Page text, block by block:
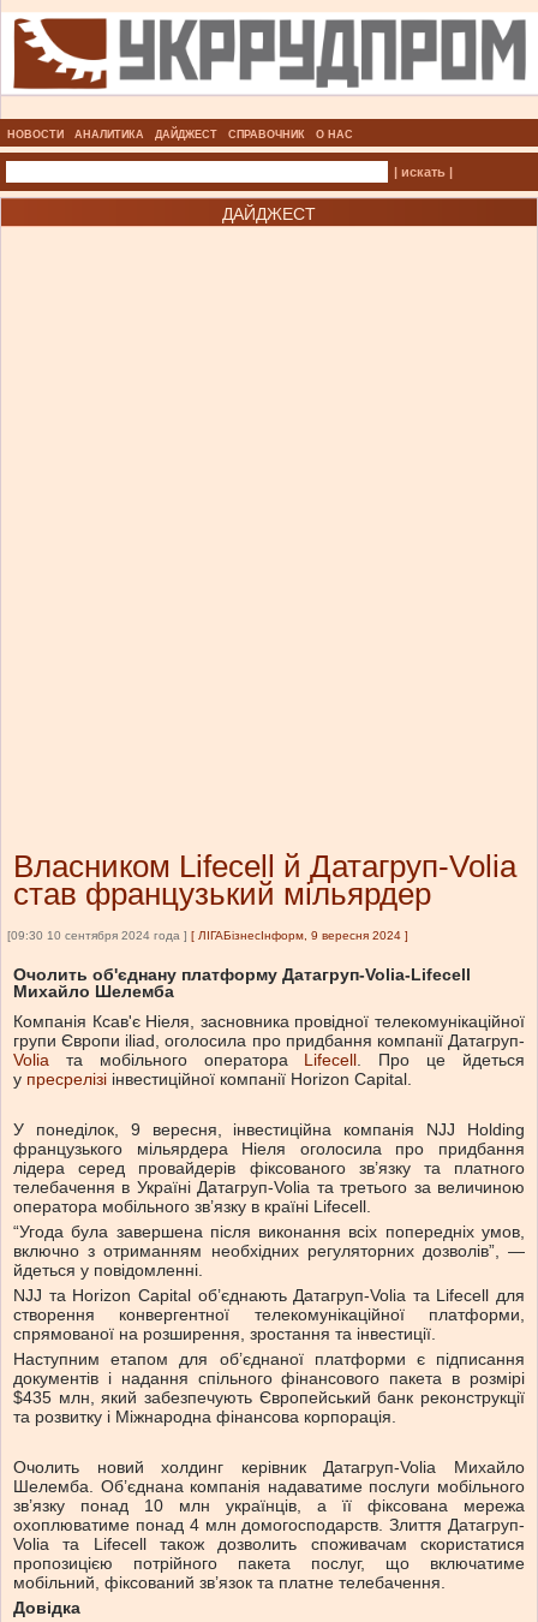
НОВОСТИ АНАЛИТИКА ДАЙДЖЕСТ СПРАВОЧНИК О НАС
| искать |
ДАЙДЖЕСТ
Власником Lifecell й Датагруп-Volia
став французький мільярдер
[09:30 10 сентября 2024 года ] [ ЛІГАБізнесІнформ, 9 вересня 2024 ]
Очолить об'єднану платформу Датагруп-Volia-Lifecell
Михайло Шелемба
Компанія Ксав'є Ніеля, засновника провідної телекомунікаційної
групи Європи iliad, оголосила про придбання компанії Датагруп-
Volia та мобільного оператора Lifecell. Про це йдеться
у пресрелізі інвестиційної компанії Horizon Capital.
У понеділок, 9 вересня, інвестиційна компанія NJJ Holding
французького мільярдера Ніеля оголосила про придбання
лідера серед провайдерів фіксованого зв’язку та платного
телебачення в Україні Датагруп-Volia та третього за величиною
оператора мобільного зв’язку в країні Lifecell.
“Угода була завершена після виконання всіх попередніх умов,
включно з отриманням необхідних регуляторних дозволів”, —
йдеться у повідомленні.
NJJ та Horizon Capital об’єднають Датагруп-Volia та Lifecell для
створення конвергентної телекомунікаційної платформи,
спрямованої на розширення, зростання та інвестиції.
Наступним етапом для об’єднаної платформи є підписання
документів і надання спільного фінансового пакета в розмірі
$435 млн, який забезпечують Європейський банк реконструкції
та розвитку і Міжнародна фінансова корпорація.
Очолить новий холдинг керівник Датагруп-Volia Михайло
Шелемба. Об’єднана компанія надаватиме послуги мобільного
зв’язку понад 10 млн українців, а її фіксована мережа
охоплюватиме понад 4 млн домогосподарств. Злиття Датагруп-
Volia та Lifecell також дозволить споживачам скористатися
пропозицією потрійного пакета послуг, що включатиме
мобільний, фіксований зв’язок та платне телебачення.
Довідка